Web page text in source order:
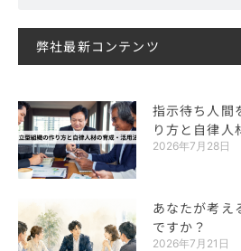
弊社最新コンテンツ
指示待ち人間
り方と自律人
2026年7月28日
あなたが考え
ですか？
2026年7月21日